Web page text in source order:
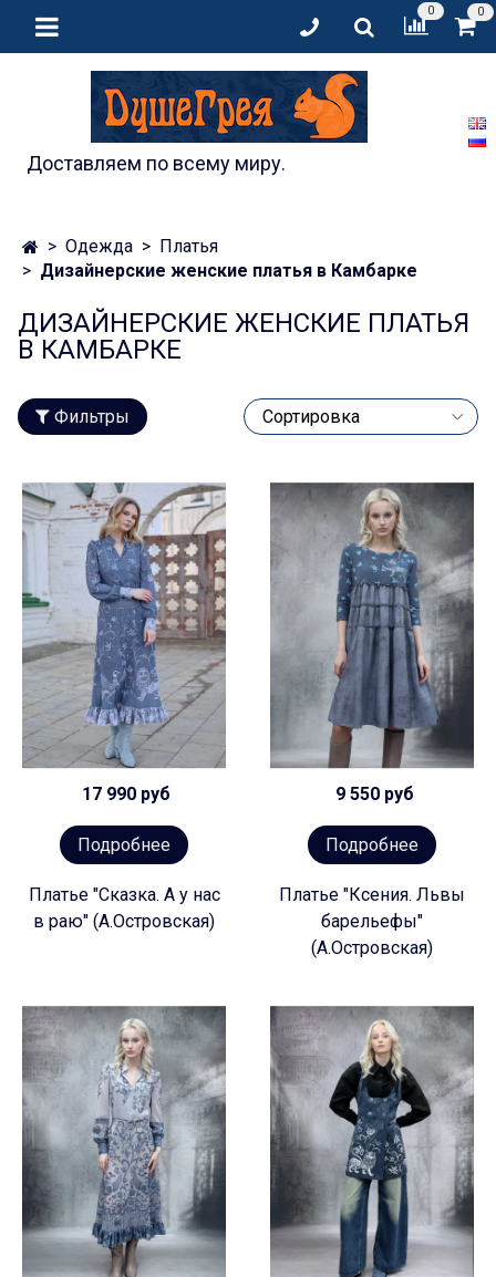
0 0
Доставляем по всему миру.
Одежда
Платья
Дизайнерские женские платья в Камбарке
ДИЗАЙНЕРСКИЕ ЖЕНСКИЕ ПЛАТЬЯ
В КАМБАРКЕ
Фильтры
17 990 руб
Подробнее
Платье "Сказка. А у нас
в раю" (А.Островская)
9 550 руб
Подробнее
Платье "Ксения. Львы
барельефы"
(А.Островская)